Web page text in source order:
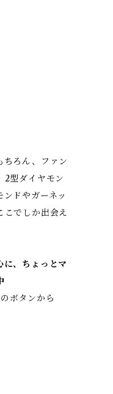
ろん、ファン
2型ダイヤモン
ドやガーネッ
こでしか出会え
に、ちょっとマ
ボタンから